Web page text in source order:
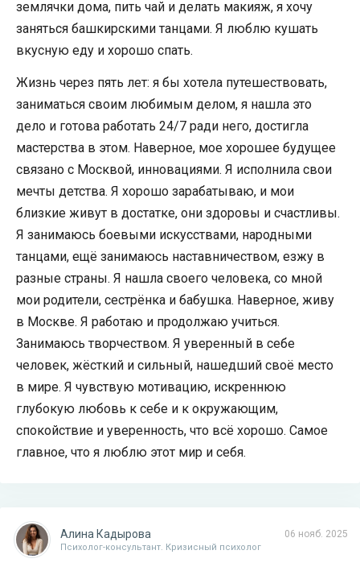
землячки дома, пить чай и делать макияж, я хочу
заняться башкирскими танцами. Я люблю кушать
вкусную еду и хорошо спать.
Жизнь через пять лет: я бы хотела путешествовать,
заниматься своим любимым делом, я нашла это
дело и готова работать 24/7 ради него, достигла
мастерства в этом. Наверное, мое хорошее будущее
связано с Москвой, инновациями. Я исполнила свои
мечты детства. Я хорошо зарабатываю, и мои
близкие живут в достатке, они здоровы и счастливы.
Я занимаюсь боевыми искусствами, народными
танцами, ещё занимаюсь наставничеством, езжу в
разные страны. Я нашла своего человека, со мной
мои родители, сестрёнка и бабушка. Наверное, живу
в Москве. Я работаю и продолжаю учиться.
Занимаюсь творчеством. Я уверенный в себе
человек, жёсткий и сильный, нашедший своё место
в мире. Я чувствую мотивацию, искреннюю
глубокую любовь к себе и к окружающим,
спокойствие и уверенность, что всё хорошо. Самое
главное, что я люблю этот мир и себя.
06 нояб. 2025
Алина Кадырова
Психолог-консультант. Кризисный психолог